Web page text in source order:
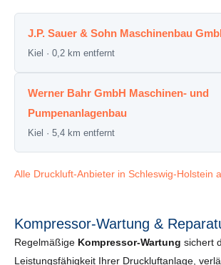
J.P. Sauer & Sohn Maschinenbau
Kiel · 0,2 km entfernt
Werner Bahr GmbH Maschinen- und
Pumpenanlagenbau
Kiel · 5,4 km entfernt
Alle Druckluft-Anbieter in Schleswig-Holstein
Kompressor-Wartung &
Regelmäßige Kompressor-Wartung sichert
Leistungsfähigkeit Ihrer Druckluftanlage,